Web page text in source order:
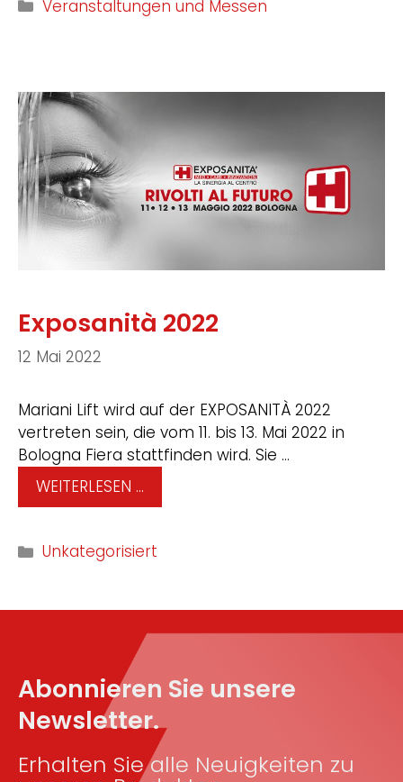
Veranstaltungen und Messen
Exposanità 2022
12 Mai 2022
Mariani Lift wird auf der EXPOSANITÀ 2022
vertreten sein, die vom 11. bis 13. Mai 2022 in
Bologna Fiera stattfinden wird. Sie …
WEITERLESEN …
Unkategorisiert
Abonnieren Sie unsere
Newsletter.
Erhalten Sie alle Neuigkeiten zu